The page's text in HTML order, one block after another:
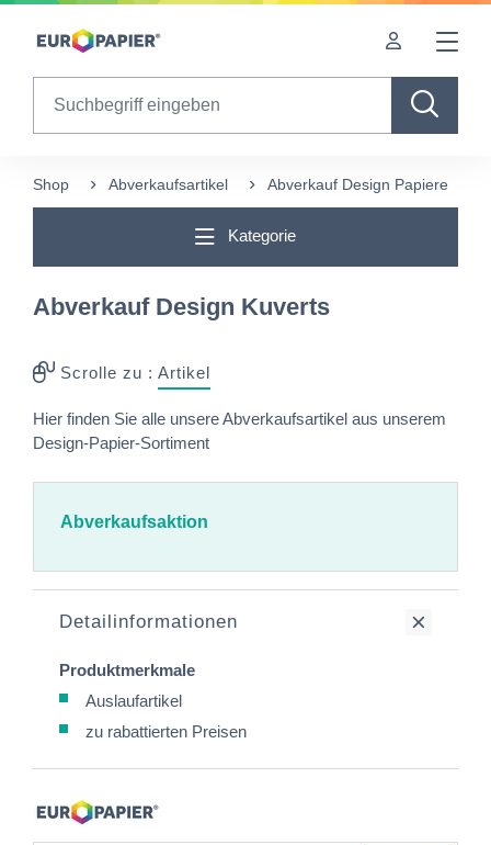
Table Of Content
Shop Abverkaufsartikel Abverkauf Design Papiere
Kategorie
Abverkauf Design Kuverts
Scrolle zu : Artikel
Hier finden Sie alle unsere Abverkaufsartikel aus unserem
Design-Papier-Sortiment
Abverkaufsaktion
Detailinformationen
Produktmerkmale
Auslaufartikel
zu rabattierten Preisen